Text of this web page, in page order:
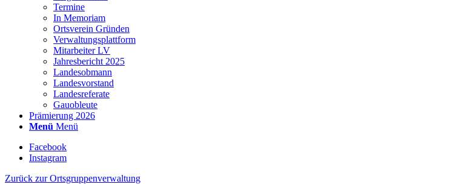
Termine
In Memoriam
Ortsverein Gründen
Verwaltungsplattform
Mitarbeiter LV
Jahresbericht 2025
Landesobmann
Landesvorstand
Landesreferate
Gauobleute
Prämierung 2026
Menü Menü
Facebook
Instagram
Zurück zur Ortsgruppenverwaltung